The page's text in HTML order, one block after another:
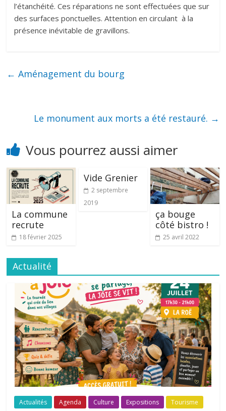
l’étanchéité. Ces réparations ne sont effectuées que sur
des surfaces ponctuelles. Attention en circulant à la
présence inévitable de gravillons.
← Aménagement du bourg
Le monument aux morts a été restauré. →
Vous pourrez aussi aimer
La commune
recrute
18 février 2025
Vide Grenier
2 septembre
2019
ça bouge
côté bistro !
25 avril 2022
Actualité
Actualités Agenda Culture Expositions Tourisme